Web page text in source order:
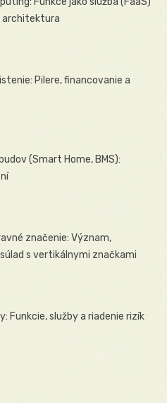
architektura
Pilere, financovanie a
(Smart Home, BMS):
značenie: Význam,
s vertikálnymi značkami
Funkcie, služby a riadenie rizík